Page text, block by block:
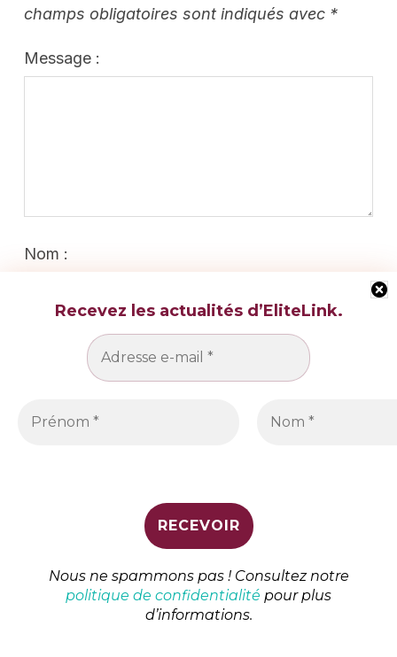
Recevez les actualités d’EliteLink.
Nous ne spammons pas ! Consultez notre
politique de confidentialité pour plus
d’informations.
champs obligatoires sont indiqués avec *
Message :
Nom :
Adresse e-mail :
Site Web :
Enregistrer mon nom, mon e-mail et mon site web dans
ce navigateur pour la prochaine fois que je commente.